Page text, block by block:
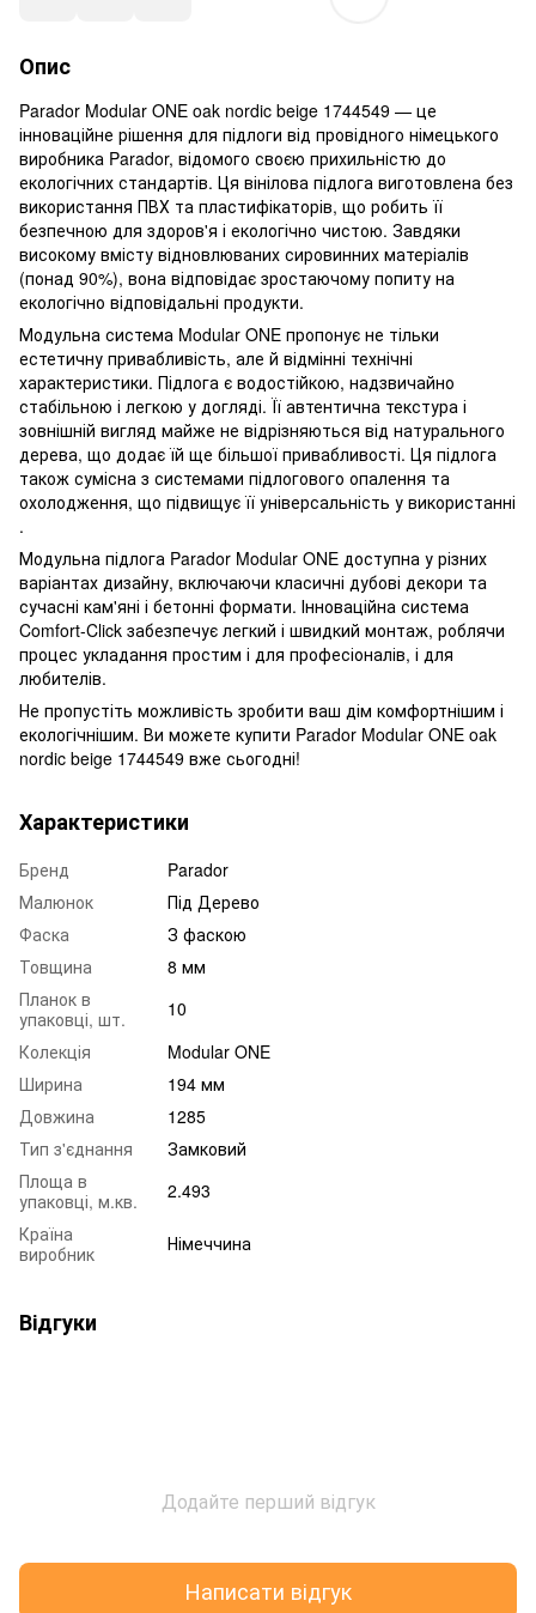
Опис
Parador Modular ONE oak nordic beige 1744549 — це
інноваційне рішення для підлоги від провідного німецького
виробника Parador, відомого своєю прихильністю до
екологічних стандартів. Ця вінілова підлога виготовлена без
використання ПВХ та пластифікаторів, що робить її
безпечною для здоров'я і екологічно чистою. Завдяки
високому вмісту відновлюваних сировинних матеріалів
(понад 90%), вона відповідає зростаючому попиту на
екологічно відповідальні продукти​.
Модульна система Modular ONE пропонує не тільки
естетичну привабливість, але й відмінні технічні
характеристики. Підлога є водостійкою, надзвичайно
стабільною і легкою у догляді. Її автентична текстура і
зовнішній вигляд майже не відрізняються від натурального
дерева, що додає їй ще більшої привабливості. Ця підлога
також сумісна з системами підлогового опалення та
охолодження, що підвищує її універсальність у використанні​
.
Модульна підлога Parador Modular ONE доступна у різних
варіантах дизайну, включаючи класичні дубові декори та
сучасні кам'яні і бетонні формати. Інноваційна система
Comfort-Click забезпечує легкий і швидкий монтаж, роблячи
процес укладання простим і для професіоналів, і для
любителів.
Не пропустіть можливість зробити ваш дім комфортнішим і
екологічнішим. Ви можете купити Parador Modular ONE oak
nordic beige 1744549 вже сьогодні!
Характеристики
Бренд
Parador
Малюнок
Під Дерево
Фаска
З фаскою
Товщина
8 мм
Планок в
упаковці, шт.
10
Колекція
Modular ONE
Ширина
194 мм
Довжина
1285
Тип з'єднання
Замковий
Площа в
упаковці, м.кв.
2.493
Країна
виробник
Німеччина
Відгуки
Додайте перший відгук
Написати відгук